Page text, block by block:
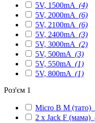
5V, 1500mA (4)
5V, 2000mA (6)
5V, 2100mA (6)
5V, 2400mA (3)
5V, 3000mA (2)
5V, 500mA (3)
5V, 550mA (1)
5V, 800mA (1)
Роз'єм 1
Micro B M (тато)
2 x Jack F (мама)